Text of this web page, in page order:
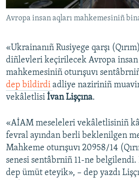
QOŞULIÑIZ!
RFE/RS bütün saytları
Avropa insan aqları mahkemesiniñ
«Ukrainanıñ Rusiyege qarşı
diñlevleri keçirilecek Avropa insan
mahkemesiniñ oturışuvı
dep bildirdi adliye naziriniñ
vekâletlisi İvan Lişçına.
«AİAM meseleleri vekâletlisiniñ
fevral ayından berli beklenilgen
Mahkeme oturışuvı 20958/14
senesi sentâbrniñ 11-ne
dep ümüt eteyik», – dep yazdı